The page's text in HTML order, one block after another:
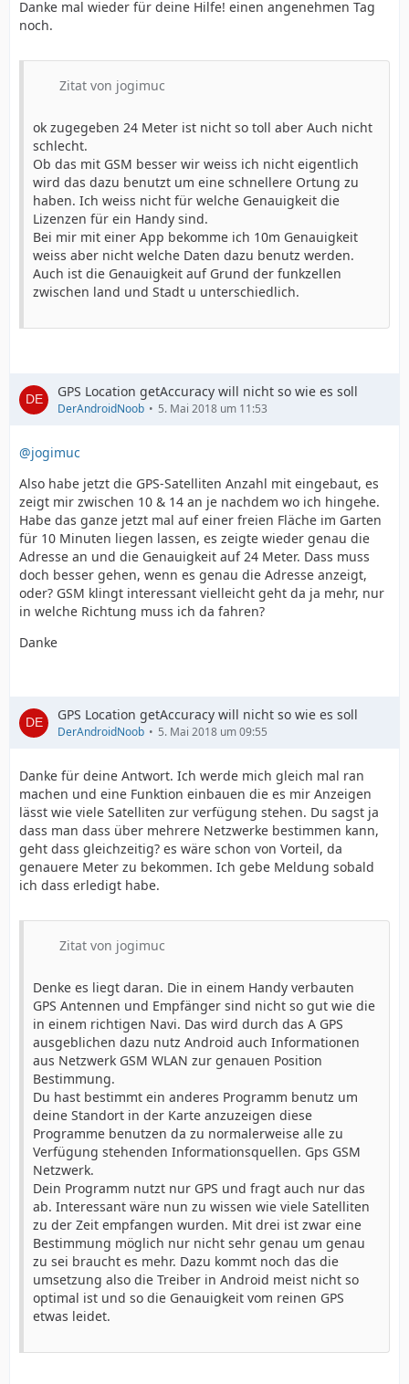
Danke mal wieder für deine Hilfe! einen angenehmen Tag
noch.
Zitat von jogimuc
ok zugegeben 24 Meter ist nicht so toll aber Auch nicht
schlecht.
Ob das mit GSM besser wir weiss ich nicht eigentlich
wird das dazu benutzt um eine schnellere Ortung zu
haben. Ich weiss nicht für welche Genauigkeit die
Lizenzen für ein Handy sind.
Bei mir mit einer App bekomme ich 10m Genauigkeit
weiss aber nicht welche Daten dazu benutz werden.
Auch ist die Genauigkeit auf Grund der funkzellen
zwischen land und Stadt u unterschiedlich.
GPS Location getAccuracy will nicht so wie es soll
DerAndroidNoob 5. Mai 2018 um 11:53
@jogimuc
Also habe jetzt die GPS-Satelliten Anzahl mit eingebaut, es
zeigt mir zwischen 10 & 14 an je nachdem wo ich hingehe.
Habe das ganze jetzt mal auf einer freien Fläche im Garten
für 10 Minuten liegen lassen, es zeigte wieder genau die
Adresse an und die Genauigkeit auf 24 Meter. Dass muss
doch besser gehen, wenn es genau die Adresse anzeigt,
oder? GSM klingt interessant vielleicht geht da ja mehr, nur
in welche Richtung muss ich da fahren?
Danke
GPS Location getAccuracy will nicht so wie es soll
DerAndroidNoob 5. Mai 2018 um 09:55
Danke für deine Antwort. Ich werde mich gleich mal ran
machen und eine Funktion einbauen die es mir Anzeigen
lässt wie viele Satelliten zur verfügung stehen. Du sagst ja
dass man dass über mehrere Netzwerke bestimmen kann,
geht dass gleichzeitig? es wäre schon von Vorteil, da
genauere Meter zu bekommen. Ich gebe Meldung sobald
ich dass erledigt habe.
Zitat von jogimuc
Denke es liegt daran. Die in einem Handy verbauten
GPS Antennen und Empfänger sind nicht so gut wie die
in einem richtigen Navi. Das wird durch das A GPS
ausgeblichen dazu nutz Android auch Informationen
aus Netzwerk GSM WLAN zur genauen Position
Bestimmung.
Du hast bestimmt ein anderes Programm benutz um
deine Standort in der Karte anzuzeigen diese
Programme benutzen da zu normalerweise alle zu
Verfügung stehenden Informationsquellen. Gps GSM
Netzwerk.
Dein Programm nutzt nur GPS und fragt auch nur das
ab. Interessant wäre nun zu wissen wie viele Satelliten
zu der Zeit empfangen wurden. Mit drei ist zwar eine
Bestimmung möglich nur nicht sehr genau um genau
zu sei braucht es mehr. Dazu kommt noch das die
umsetzung also die Treiber in Android meist nicht so
optimal ist und so die Genauigkeit vom reinen GPS
etwas leidet.